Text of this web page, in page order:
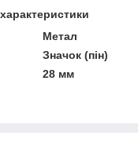
Метал
Значок (пін)
28 мм